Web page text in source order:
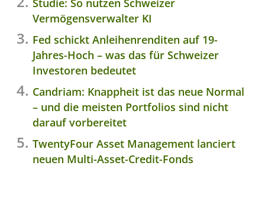
Vermögensverwalter KI
Fed schickt Anleihenrenditen auf 19-
Jahres-Hoch – was das für Schweizer
Investoren bedeutet
Candriam: Knappheit ist das neue Normal
– und die meisten Portfolios sind nicht
darauf vorbereitet
TwentyFour Asset Management lanciert
neuen Multi-Asset-Credit-Fonds